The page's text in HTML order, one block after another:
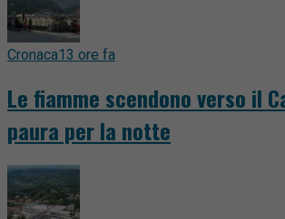
Cronaca13 ore fa
Le fiamme scendono verso il
paura per la notte